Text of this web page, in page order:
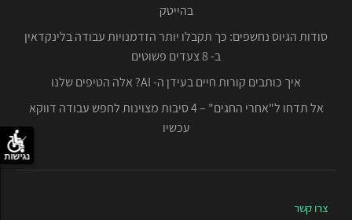
בהייטק
סודות הגיוס נחשפים: כך תקבלו יותר הזדמנויות עבודה בלינקדאין
ב- 8 צעדים פשוטים
איך כותבים קורות חיים בעידן ה- AI? אלה הטיפים שלנו
אל תדחו ל"אחרי החגים" – 4 סיבות מצוינות לחפש עבודה דווקא
עכשיו
צרו קשר
נגישות